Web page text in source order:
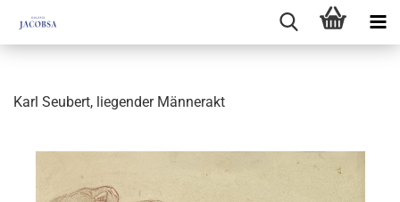
Karl Seubert, liegender Männerakt